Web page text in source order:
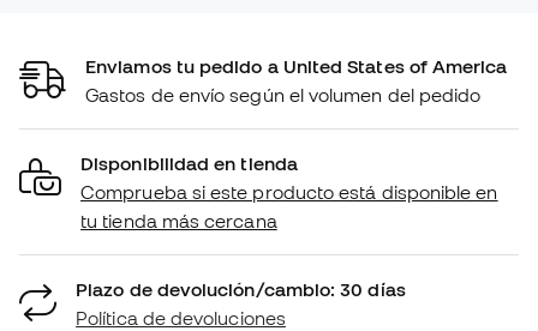
Enviamos tu pedido a United States of America
Gastos de envío según el volumen del pedido
Disponibilidad en tienda
Comprueba si este producto está disponible en
tu tienda más cercana
Plazo de devolución/cambio: 30 días
Política de devoluciones